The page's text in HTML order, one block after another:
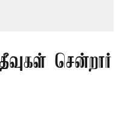
சென்றார்